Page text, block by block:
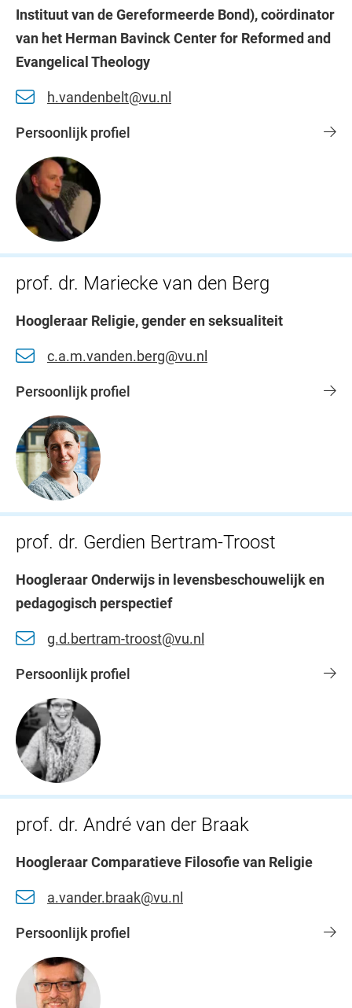
Instituut van de Gereformeerde Bond), coördinator
van het Herman Bavinck Center for Reformed and
Evangelical Theology
h.vandenbelt@vu.nl
Persoonlijk profiel
prof. dr. Mariecke van den Berg
Hoogleraar Religie, gender en seksualiteit
c.a.m.vanden.berg@vu.nl
Persoonlijk profiel
prof. dr. Gerdien Bertram-Troost
Hoogleraar Onderwijs in levensbeschouwelijk en
pedagogisch perspectief
g.d.bertram-troost@vu.nl
Persoonlijk profiel
prof. dr. André van der Braak
Hoogleraar Comparatieve Filosofie van Religie
a.vander.braak@vu.nl
Persoonlijk profiel